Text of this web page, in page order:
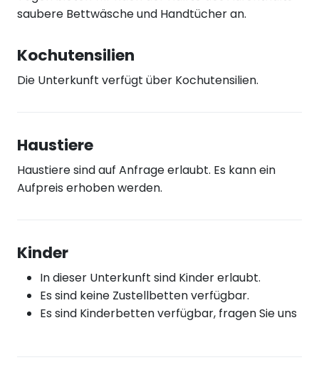
saubere Bettwäsche und Handtücher an.
Kochutensilien
Die Unterkunft verfügt über Kochutensilien.
Haustiere
Haustiere sind auf Anfrage erlaubt. Es kann ein
Aufpreis erhoben werden.
Kinder
In dieser Unterkunft sind Kinder erlaubt.
Es sind keine Zustellbetten verfügbar.
Es sind Kinderbetten verfügbar, fragen Sie uns